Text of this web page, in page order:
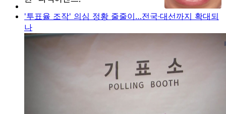
'투표율 조작' 의심 정황 줄줄이…전국·대선까지 확대되
나